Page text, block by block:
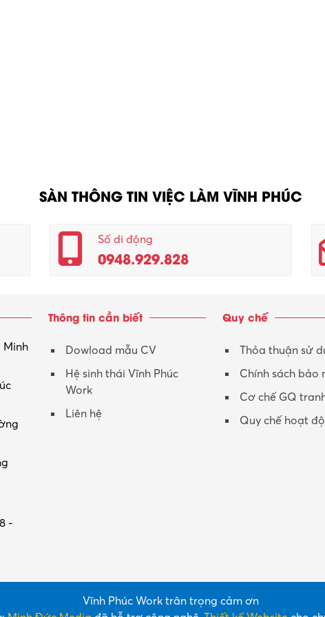
SÀN THÔNG TIN VIỆC LÀM VĨNH PHÚC
Số di động
0948.929.828
Minh
-
Thông tin cần biết
Dowload mẫu CV
Hệ sinh thái Vĩnh Phúc
Work
Liên hệ
Quy chế
Thỏa thuận sử
Chính sách bảo
Cơ chế GQ
Quy chế hoạt
Vĩnh Phúc Work trân trọng cảm ơn